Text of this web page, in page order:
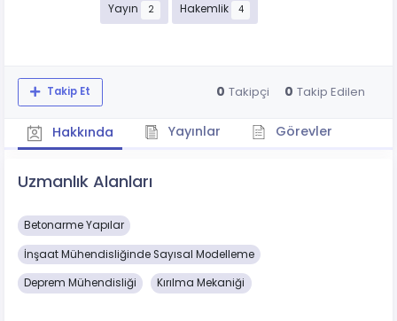
Yayın 2 Hakemlik 4
Takip Et 0 Takipçi 0 Takip Edilen
Hakkında Yayınlar Görevler
Uzmanlık Alanları
Betonarme Yapılar
İnşaat Mühendisliğinde Sayısal Modelleme
Deprem Mühendisliği Kırılma Mekaniği